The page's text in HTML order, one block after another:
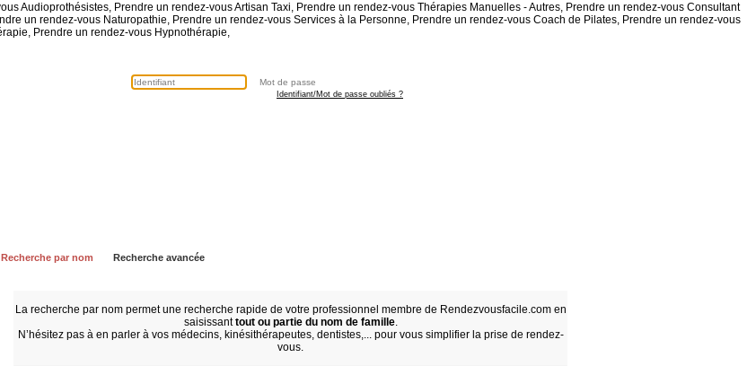
Identifiant/Mot de passe oubliés ?
Recherche par nom Recherche avancée
La recherche par nom permet une recherche rapide de votre professionnel membre de Rendezvousfacile.com en
saisissanttout ou partie du nom de famille.
N’hésitez pas à en parler à vos médecins, kinésithérapeutes, dentistes,... pour vous simplifier la prise de rendez-
vous.